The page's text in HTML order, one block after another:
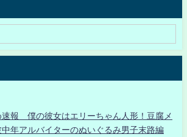
速報 僕の彼女はエリーちゃん人形！豆腐メ
年アルバイターのぬいぐるみ男子末路編